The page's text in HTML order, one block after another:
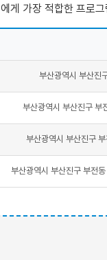
게 가장 적합한 프로
부산광역시 부산진
부산광역시 부산진구
부산광역시 부산진구
부산광역시 부산진구 부전